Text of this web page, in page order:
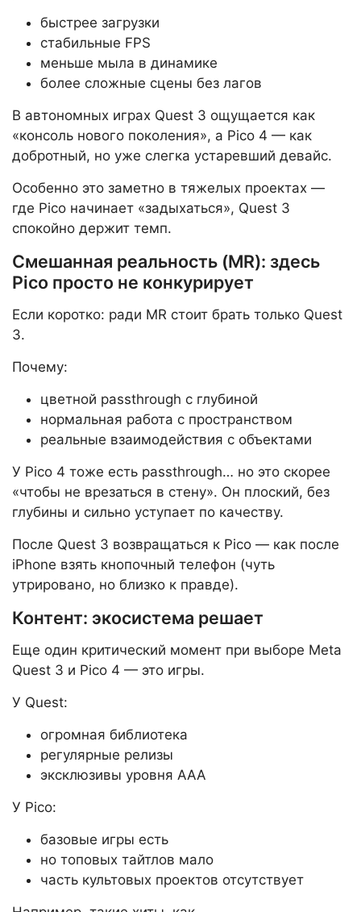
быстрее загрузки
стабильные FPS
меньше мыла в динамике
более сложные сцены без лагов
В автономных играх Quest 3 ощущается как
«консоль нового поколения», а Pico 4 — как
добротный, но уже слегка устаревший девайс.
Особенно это заметно в тяжелых проектах —
где Pico начинает «задыхаться», Quest 3
спокойно держит темп.
Смешанная реальность (MR): здесь
Pico просто не конкурирует
Если коротко: ради MR стоит брать только Quest
3.
Почему:
цветной passthrough с глубиной
нормальная работа с пространством
реальные взаимодействия с объектами
У Pico 4 тоже есть passthrough… но это скорее
«чтобы не врезаться в стену». Он плоский, без
глубины и сильно уступает по качеству.
После Quest 3 возвращаться к Pico — как после
iPhone взять кнопочный телефон (чуть
утрировано, но близко к правде).
Контент: экосистема решает
Еще один критический момент при выборе Meta
Quest 3 и Pico 4 — это игры.
У Quest:
огромная библиотека
регулярные релизы
эксклюзивы уровня AAA
У Pico:
базовые игры есть
но топовых тайтлов мало
часть культовых проектов отсутствует